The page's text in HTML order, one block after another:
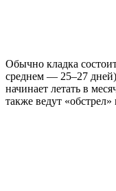
Обычно кладка
среднем — 25–27
начинает летать в
также ведут